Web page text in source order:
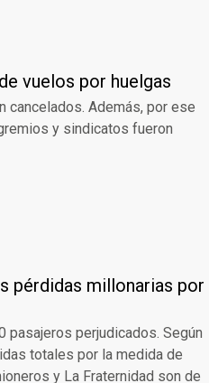
vuelos por huelgas
cancelados. Además, por ese
y sindicatos fueron
pérdidas millonarias por
pasajeros perjudicados. Según
totales por la medida de
y La Fraternidad son de